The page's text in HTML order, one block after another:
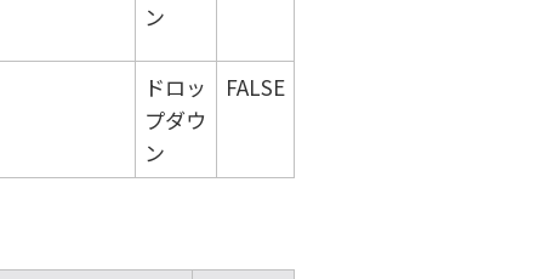
ン
ドロッ
プダウ
ン
FALSE